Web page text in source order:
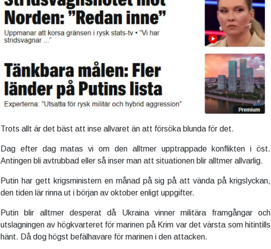
Trots allt är det bäst att inse allvaret än att försöka blunda för det.
Dag efter dag matas vi om den alltmer upptrappade konflikten i öst.
Antingen bli avtrubbad eller så inser man att situationen blir alltmer allvarlig.
Putin har gett krigsministern en månad på sig på att vända på krigslyckan,
den tiden lär rinna ut i början av oktober enligt uppgifter.
Putin blir alltmer desperat då Ukraina vinner militära framgångar och
utslagningen av högkvarteret för marinen på Krim var det värsta som hitintills
hänt. Då dog högst befälhavare för marinen i den attacken.